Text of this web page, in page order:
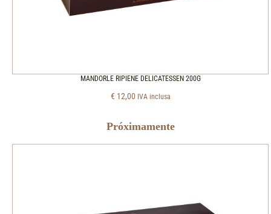
MANDORLE RIPIENE DELICATESSEN 200G
€ 12,00 IVA inclusa
Próximamente